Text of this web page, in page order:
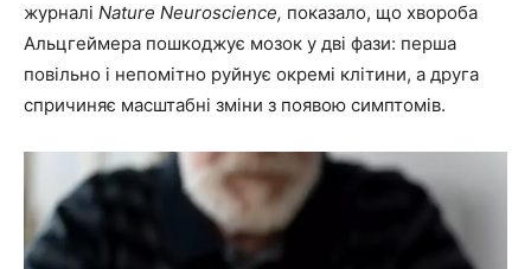
журналі Nature Neuroscience, показало, що хвороба
Альцгеймера пошкоджує мозок у дві фази: перша
повільно і непомітно руйнує окремі клітини, а друга
спричиняє масштабні зміни з появою симптомів.